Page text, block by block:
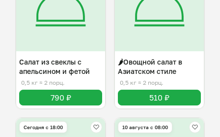
Салат из свеклы с
апельсином и фетой
0,5 кг ≈ 2 порц.
790 ₽
🌶️Овощной салат в
Азиатском стиле
0,5 кг ≈ 2 порц.
510 ₽
Сегодня с 18:00 10 августа с 08:00